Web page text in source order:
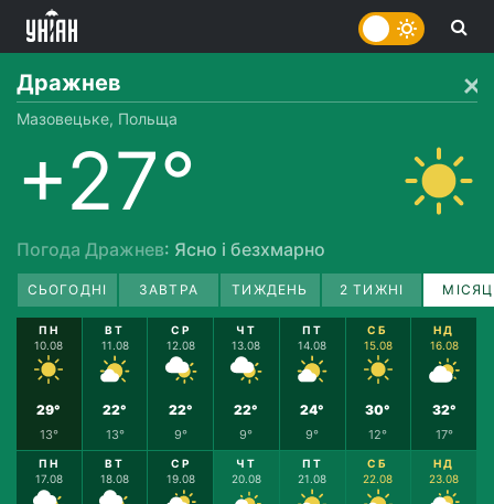
Дражнев
Мазовецьке, Польща
+27°
Погода Дражнев: Ясно і безхмарно
СЬОГОДНІ ЗАВТРА ТИЖДЕНЬ 2 ТИЖНІ
ПН
10.08
29°
13°
ВТ
11.08
22°
13°
СР
12.08
22°
9°
ЧТ
13.08
22°
9°
ПТ
14.08
24°
9°
СБ
15.08
30°
12°
НД
16.08
32°
17°
ПН
17.08
ВТ
18.08
СР
19.08
ЧТ
20.08
ПТ
21.08
СБ
22.08
НД
23.08